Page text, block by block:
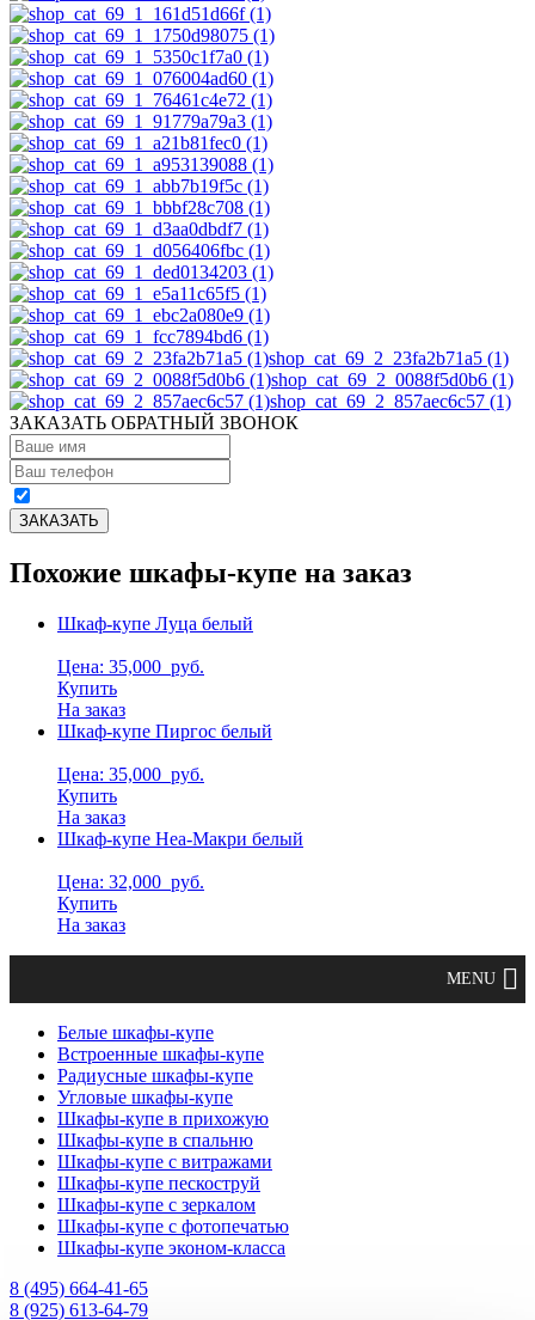
shop_cat_69_2_23fa2b71a5 (1)
shop_cat_69_2_0088f5d0b6 (1)
shop_cat_69_2_857aec6c57 (1)
ЗАКАЗАТЬ ОБРАТНЫЙ ЗВОНОК
Похожие шкафы-купе на заказ
Шкаф-купе Луца белый
Цена: 35,000 руб.
Купить
На заказ
Шкаф-купе Пиргос белый
Цена: 35,000 руб.
Купить
На заказ
Шкаф-купе Неа-Макри белый
Цена: 32,000 руб.
Купить
На заказ
Белые шкафы-купе
Встроенные шкафы-купе
Радиусные шкафы-купе
Угловые шкафы-купе
Шкафы-купе в прихожую
Шкафы-купе в спальню
Шкафы-купе с витражами
Шкафы-купе пескоструй
Шкафы-купе с зеркалом
Шкафы-купе с фотопечатью
Шкафы-купе эконом-класса
8 (495) 664-41-65
8 (925) 613-64-79